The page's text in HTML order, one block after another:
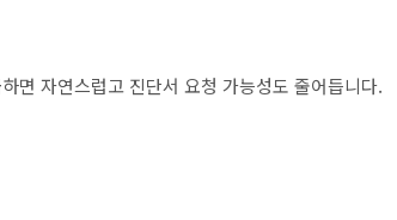
면 자연스럽고 진단서 요청 가능성도 줄어듭니다.